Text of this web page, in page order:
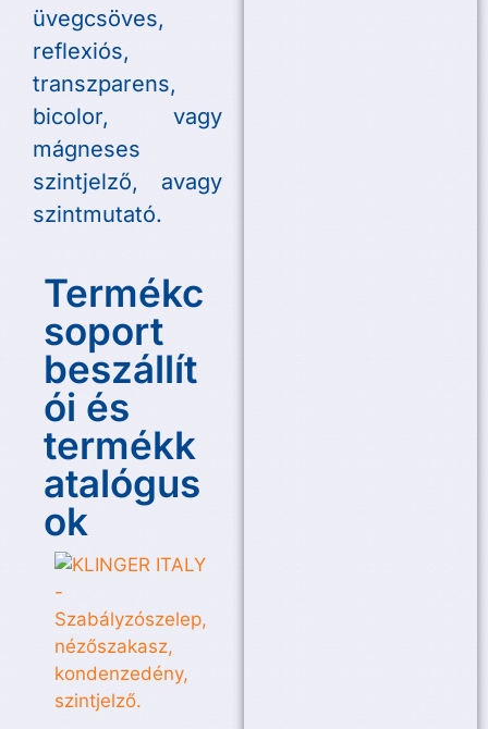
üvegcsöves,
reflexiós,
transzparens,
bicolor, vagy
mágneses
szintjelző, avagy
szintmutató.
Termékc
soport
beszállít
ói és
termékk
atalógus
ok